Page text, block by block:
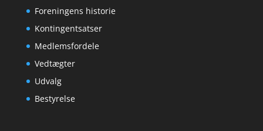
Foreningens historie
Kontingentsatser
Medlemsfordele
Vedtægter
Udvalg
Bestyrelse